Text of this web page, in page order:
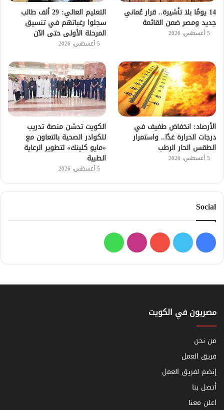
14 يومًا بلا تأشيرة.. قرار عُماني
جديد ومصر ضمن القائمة
5 أغسطس، 2026
التعليم العالي: 29 ألف طالب
سجلوا رغباتهم في تنسيق
المرحلة الأولى حتى الآن
5 أغسطس، 2026
الأرصاد: انخفاض طفيف في
درجات الحرارة غدًا.. واستمرار
الطقس الحار الرطب
5 أغسطس، 2026
الكويت تدشن منصة تدريب
للكوادر الصحية بالتعاون مع
«مايو كلينك» لتطوير الرعاية
الطبية
5 أغسطس، 2026
Social
فيسبوك
تويتر يوتيوبانستقرامواتساب
مصريون في الكويت
من نحن
فريق العمل
إنضم لفريق العمل
أتصل بنا
اعلن معنا